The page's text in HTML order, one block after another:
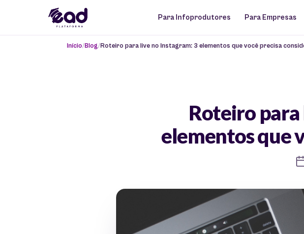
Para Infoprodutores Para Empresas
Início Blog Roteiro para live no Instagram: 3 elementos que você precisa
Roteiro
elementos que